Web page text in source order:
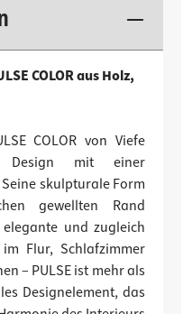
COLOR aus Holz,
COLOR von Viefe
Design mit einer
skulpturale Form
gewellten Rand
und zugleich
Flur, Schlafzimmer
– PULSE ist mehr als
Designelement, das